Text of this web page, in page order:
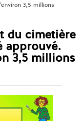
3,5 millions
du cimetière
approuvé.
3,5 millions